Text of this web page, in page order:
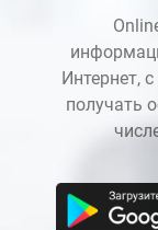
Интернет,
получать